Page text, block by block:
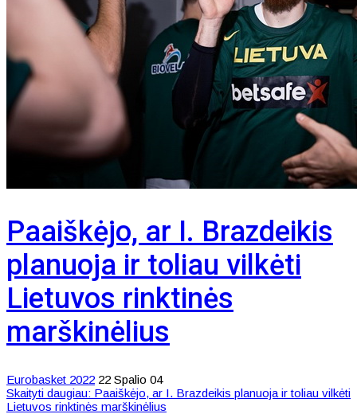
Paaiškėjo, ar I. Brazdeikis
planuoja ir toliau vilkėti
Lietuvos rinktinės
marškinėlius
Eurobasket 2022 22 Spalio 04
Skaityti daugiau: Paaiškėjo, ar I. Brazdeikis planuoja ir toliau vilkėti
Lietuvos rinktinės marškinėlius